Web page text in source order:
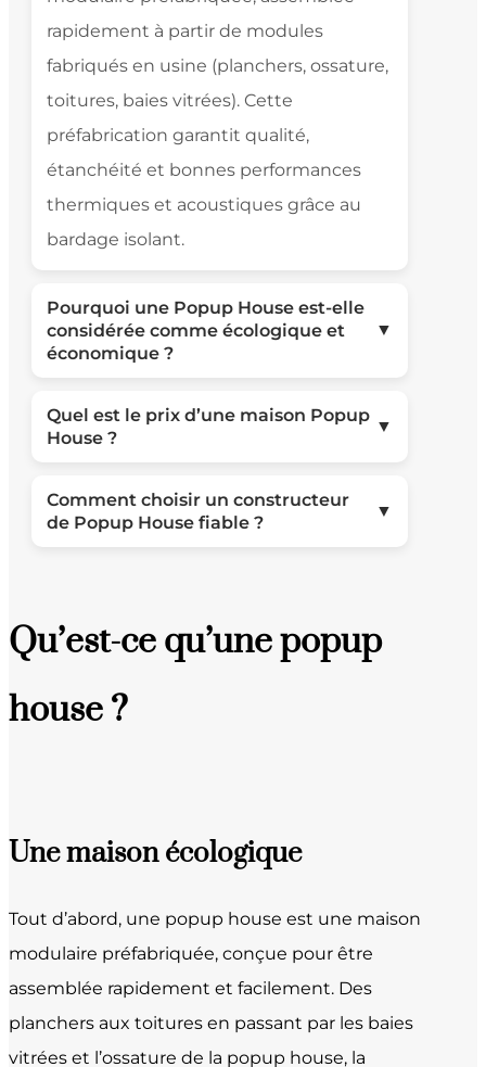
rapidement à partir de modules
fabriqués en usine (planchers, ossature,
toitures, baies vitrées). Cette
préfabrication garantit qualité,
étanchéité et bonnes performances
thermiques et acoustiques grâce au
bardage isolant.
Pourquoi une Popup House est-elle
considérée comme écologique et
économique ?
▼
Quel est le prix d’une maison Popup
House ?
▼
Comment choisir un constructeur
de Popup House fiable ?
▼
Qu’est-ce qu’une popup
house ?
Une maison écologique
Tout d’abord, une popup house est une maison
modulaire préfabriquée, conçue pour être
assemblée rapidement et facilement. Des
planchers aux toitures en passant par les baies
vitrées et l’ossature de la popup house, la